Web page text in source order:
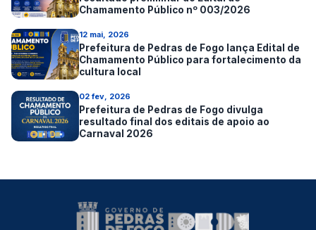
Chamamento Público nº 003/2026
12 mai, 2026
Prefeitura de Pedras de Fogo lança Edital de
Chamamento Público para fortalecimento da
cultura local
02 fev, 2026
Prefeitura de Pedras de Fogo divulga
resultado final dos editais de apoio ao
Carnaval 2026